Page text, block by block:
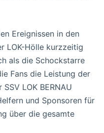
Ereignissen in den
LOK-Hölle kurzzeitig
als die Schockstarre
Fans die Leistung der
LOK BERNAU
und Sponsoren für
über die gesamte